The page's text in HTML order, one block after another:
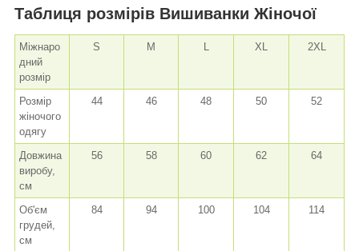
Таблиця розмірів Вишиванки Жіночої
Міжнаро
дний
розмір
S M L XL 2XL
Розмір
жіночого
одягу
44 46 48 50 52
Довжина
виробу,
см
56 58 60 62 64
Об'єм
грудей,
см
84 94 100 104 114